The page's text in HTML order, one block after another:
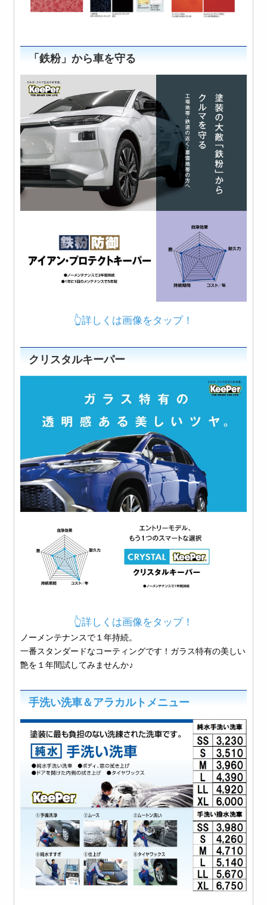
「鉄粉」から車を守る
👆詳しくは画像をタップ！
クリスタルキーパー
👆詳しくは画像をタップ！
ノーメンテナンスで１年持続。
一番スタンダードなコーティングです！ガラス特有の美しい
艶を１年間試してみませんか♪
手洗い洗車＆アラカルトメニュー